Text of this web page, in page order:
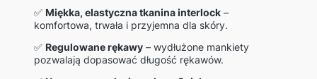
✅ Miękka, elastyczna tkanina interlock –
komfortowa, trwała i przyjemna dla skóry.
✅ Regulowane rękawy – wydłużone mankiety
pozwalają dopasować długość rękawów.